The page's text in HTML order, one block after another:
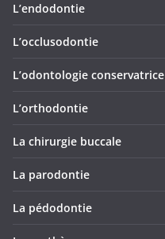
L’endodontie
L’occlusodontie
L’odontologie conservatrice
L’orthodontie
La chirurgie buccale
La parodontie
La pédodontie